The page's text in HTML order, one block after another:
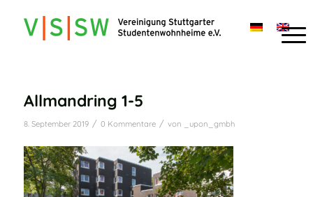
Allmandring 1-5
8. September 2019 / 0 Kommentare / von _upon_gmbh